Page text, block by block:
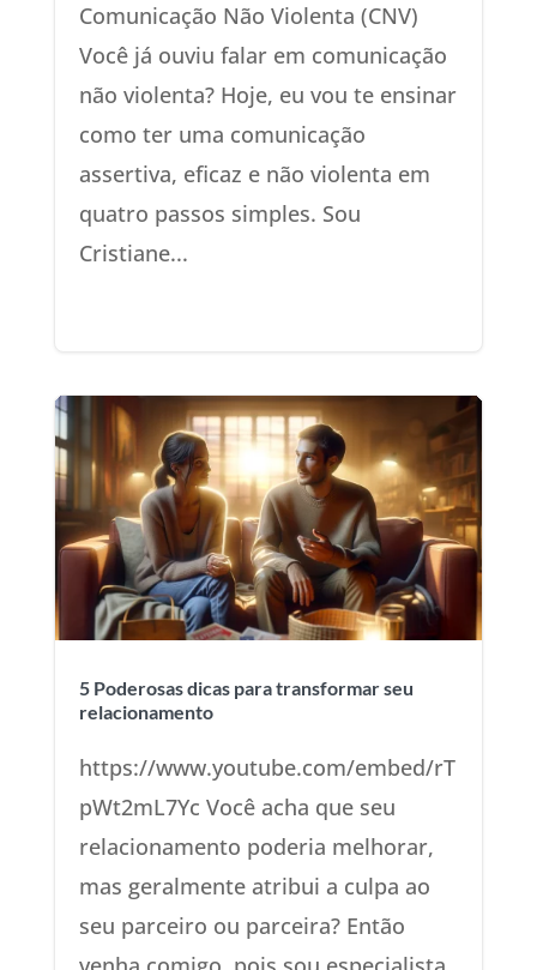
Comunicação Não Violenta (CNV)
Você já ouviu falar em comunicação
não violenta? Hoje, eu vou te ensinar
como ter uma comunicação
assertiva, eficaz e não violenta em
quatro passos simples. Sou
Cristiane...
5 Poderosas dicas para transformar seu
relacionamento
https://www.youtube.com/embed/rT
pWt2mL7Yc Você acha que seu
relacionamento poderia melhorar,
mas geralmente atribui a culpa ao
seu parceiro ou parceira? Então